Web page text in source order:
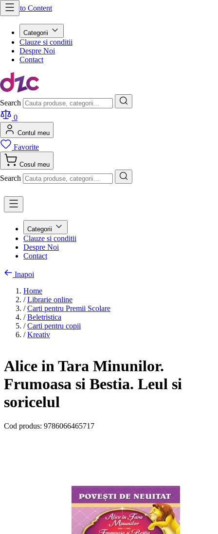
Skip to Content
Categorii
Clauze si conditii
Despre Noi
Contact
Search
0
Contul meu
Favorite
Cosul meu
Search
Categorii
Clauze si conditii
Despre Noi
Contact
Inapoi
Home
/ Librarie online
/ Carti pentru Premii Scolare
/ Beletristica
/ Carti pentru copii
/ Kreativ
Alice in Tara Minunilor.
Frumoasa si Bestia. Leul si
soricelul
Cod produs: 9786066465717